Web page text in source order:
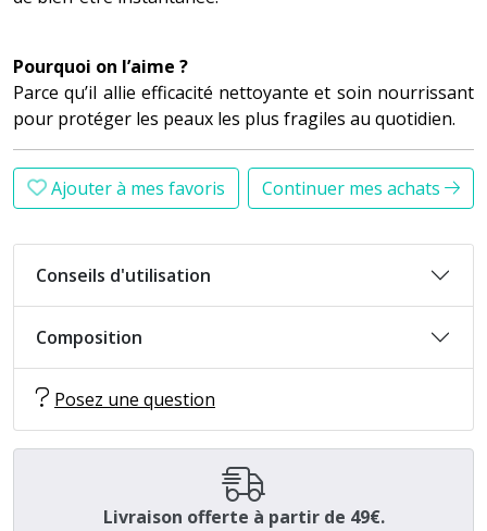
Pourquoi on l’aime ?
Parce qu’il allie efficacité nettoyante et soin nourrissant
pour protéger les peaux les plus fragiles au quotidien.
Ajouter à mes favoris Continuer mes achats
Conseils d'utilisation
Composition
Posez une question
Livraison offerte à partir de 49€.